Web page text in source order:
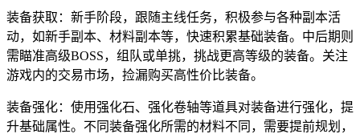
装备获取：新手阶段，跟随主线任务，积极参与各种副本活
动，如新手副本、材料副本等，快速积累基础装备。中后期则
需瞄准高级BOSS，组队或单挑，挑战更高等级的装备。关注
游戏内的交易市场，捡漏购买高性价比装备。
装备强化：使用强化石、强化卷轴等道具对装备进行强化，提
升基础属性。不同装备强化所需的材料不同，需要提前规划，